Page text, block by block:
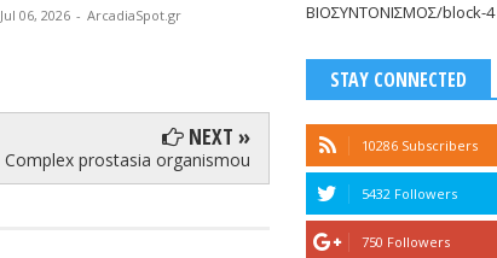
Jul 06, 2026 - ArcadiaSpot.gr
NEXT »
Complex prostasia organismou
ΒΙΟΣΥΝΤΟΝΙΣΜΟΣ/block-4
STAY CONNECTED
10286 Subscribers
5432 Followers
750 Followers